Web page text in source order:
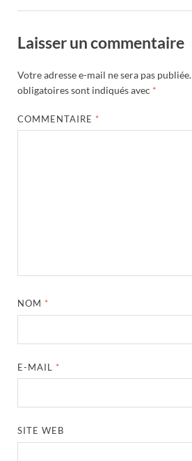
Laisser un commentaire
Votre adresse e-mail ne sera pas publiée.
obligatoires sont indiqués avec *
COMMENTAIRE *
NOM *
E-MAIL *
SITE WEB